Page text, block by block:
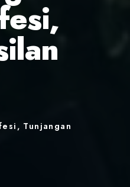
Tunjangan